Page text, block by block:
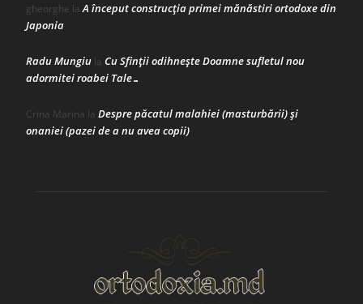
gheorghe laA început construcţia primei mănăstiri ortodoxe din
Japonia
Radu Mungiu la Cu Sfinții odihnește Doamne sufletul nou
adormitei roabei Tale…
Crina Marina la Despre păcatul malahiei (masturbării) şi
onaniei (pazei de a nu avea copii)